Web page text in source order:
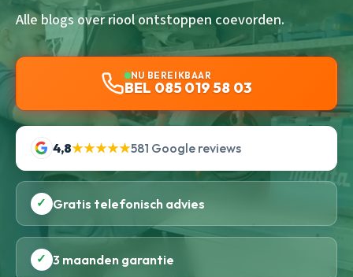
Alle blogs over riool ontstoppen coevorden.
NU BEREIKBAAR
BEL 085 019 58 03
4,8★★★★★581 Google reviews
✓ Gratis telefonisch advies
✓ 3 maanden garantie